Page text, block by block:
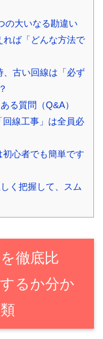
の大いなる勘違い
ば「どんな方法で
古い回線は「必ず
る質問（Q&A）
回線工事」は全員必
心者でも簡単です
く把握して、スム
徹底比
るか分か